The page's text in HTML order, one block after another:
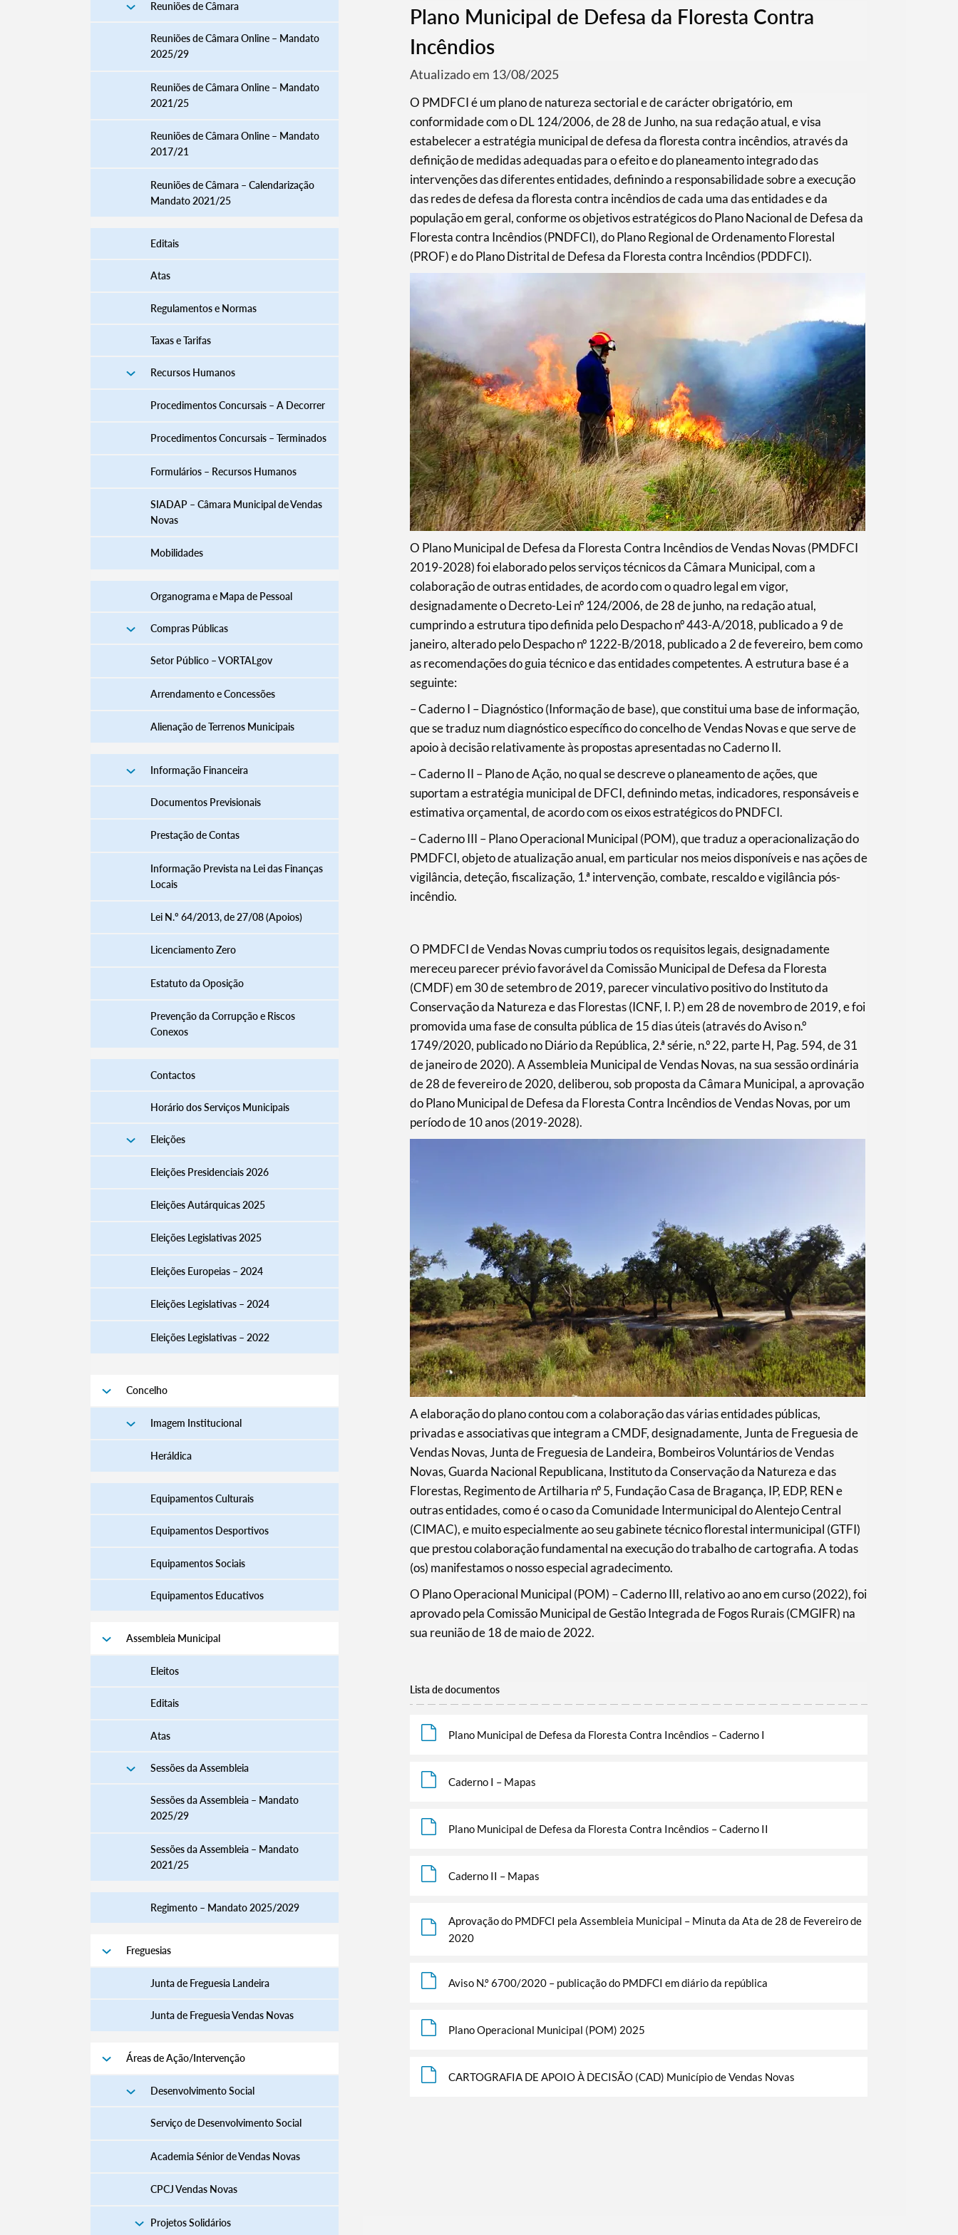
Termo de Pesquisa
Categorias gerais
Filtros
Reuniões de Câmara
Reuniões de Câmara Online – Mandato
2025/29
Reuniões de Câmara Online – Mandato
2021/25
Reuniões de Câmara Online – Mandato
2017/21
Reuniões de Câmara – Calendarização
Mandato 2021/25
Editais
Atas
Regulamentos e Normas
Taxas e Tarifas
Recursos Humanos
Procedimentos Concursais – A Decorrer
Procedimentos Concursais – Terminados
​​​​​​​​​​​​​​​​​​​​​​​​​​​​​​​​​​​​​​​​​Formulários – Recursos Humanos
SIADAP – Câmara Municipal de Vendas
Novas
Mobilidades
Organograma e Mapa de Pessoal
Compras Públicas
Setor Público – VORTALgov
Arrendamento e Concessões
Alienação de Terrenos Municipais
Informação Financeira
Documentos Previsionais
Prestação de Contas
Informação Prevista na Lei das Finanças
Locais
Lei N.º 64/2013, de 27/08 (Apoios)
Licenciamento Zero
Estatuto da Oposição
Prevenção da Corrupção e Riscos
Conexos
Contactos
Horário dos Serviços Municipais
Eleições
Eleições Presidenciais 2026
Eleições Autárquicas 2025
Eleições Legislativas 2025
Eleições Europeias – 2024
Eleições Legislativas – 2024
Eleições Legislativas – 2022
Concelho
Imagem Institucional
Heráldica
Equipamentos Culturais
Equipamentos Desportivos
Equipamentos Sociais
Equipamentos Educativos
Assembleia Municipal
Eleitos
Editais
Atas
Sessões da Assembleia
Sessões da Assembleia – Mandato
2025/29
Sessões da Assembleia – Mandato
2021/25
Regimento – Mandato 2025/2029
Freguesias
Junta de Freguesia Landeira
Junta de Freguesia Vendas Novas
Áreas de Ação/Intervenção
Desenvolvimento Social
Serviço de Desenvolvimento Social
Academia Sénior de Vendas Novas
CPCJ Vendas Novas
Projetos Solidários
Plano Municipal de Defesa da Floresta Contra
Incêndios
Atualizado em 13/08/2025
O PMDFCI é um plano de natureza sectorial e de carácter obrigatório, em
conformidade com o DL 124/2006, de 28 de Junho, na sua redação atual, e visa
estabelecer a estratégia municipal de defesa da floresta contra incêndios, através da
definição de medidas adequadas para o efeito e do planeamento integrado das
intervenções das diferentes entidades, definindo a responsabilidade sobre a execução
das redes de defesa da floresta contra incêndios de cada uma das entidades e da
população em geral, conforme os objetivos estratégicos do Plano Nacional de Defesa da
Floresta contra Incêndios (PNDFCI), do Plano Regional de Ordenamento Florestal
(PROF) e do Plano Distrital de Defesa da Floresta contra Incêndios (PDDFCI).
O Plano Municipal de Defesa da Floresta Contra Incêndios de Vendas Novas (PMDFCI
2019-2028) foi elaborado pelos serviços técnicos da Câmara Municipal, com a
colaboração de outras entidades, de acordo com o quadro legal em vigor,
designadamente o Decreto-Lei nº 124/2006, de 28 de junho, na redação atual,
cumprindo a estrutura tipo definida pelo Despacho nº 443-A/2018, publicado a 9 de
janeiro, alterado pelo Despacho nº 1222-B/2018, publicado a 2 de fevereiro, bem como
as recomendações do guia técnico e das entidades competentes. A estrutura base é a
seguinte:
– Caderno I – Diagnóstico (Informação de base), que constitui uma base de informação,
que se traduz num diagnóstico específico do concelho de Vendas Novas e que serve de
apoio à decisão relativamente às propostas apresentadas no Caderno II.
– Caderno II – Plano de Ação, no qual se descreve o planeamento de ações, que
suportam a estratégia municipal de DFCI, definindo metas, indicadores, responsáveis e
estimativa orçamental, de acordo com os eixos estratégicos do PNDFCI.
– Caderno III – Plano Operacional Municipal (POM), que traduz a operacionalização do
PMDFCI, objeto de atualização anual, em particular nos meios disponíveis e nas ações de
vigilância, deteção, fiscalização, 1.ª intervenção, combate, rescaldo e vigilância pós-
incêndio.
O PMDFCI de Vendas Novas cumpriu todos os requisitos legais, designadamente
mereceu parecer prévio favorável da Comissão Municipal de Defesa da Floresta
(CMDF) em 30 de setembro de 2019, parecer vinculativo positivo do Instituto da
Conservação da Natureza e das Florestas (ICNF, I. P.) em 28 de novembro de 2019, e foi
promovida uma fase de consulta pública de 15 dias úteis (através do Aviso n.º
1749/2020, publicado no Diário da República, 2.ª série, n.º 22, parte H, Pag. 594, de 31
de janeiro de 2020). A Assembleia Municipal de Vendas Novas, na sua sessão ordinária
de 28 de fevereiro de 2020, deliberou, sob proposta da Câmara Municipal, a aprovação
do Plano Municipal de Defesa da Floresta Contra Incêndios de Vendas Novas, por um
período de 10 anos (2019-2028).
A elaboração do plano contou com a colaboração das várias entidades públicas,
privadas e associativas que integram a CMDF, designadamente, Junta de Freguesia de
Vendas Novas, Junta de Freguesia de Landeira, Bombeiros Voluntários de Vendas
Novas, Guarda Nacional Republicana, Instituto da Conservação da Natureza e das
Florestas, Regimento de Artilharia nº 5, Fundação Casa de Bragança, IP, EDP, REN e
outras entidades, como é o caso da Comunidade Intermunicipal do Alentejo Central
(CIMAC), e muito especialmente ao seu gabinete técnico florestal intermunicipal (GTFI)
que prestou colaboração fundamental na execução do trabalho de cartografia. A todas
(os) manifestamos o nosso especial agradecimento.
O Plano Operacional Municipal (POM) – Caderno III, relativo ao ano em curso (2022), foi
aprovado pela Comissão Municipal de Gestão Integrada de Fogos Rurais (CMGIFR) na
sua reunião de 18 de maio de 2022.
Lista de documentos
Plano Municipal de Defesa da Floresta Contra Incêndios – Caderno I
Caderno I – Mapas
Plano Municipal de Defesa da Floresta Contra Incêndios – Caderno II
Caderno II – Mapas
Aprovação do PMDFCI pela Assembleia Municipal – Minuta da Ata de 28 de Fevereiro de
2020
Aviso N.º 6700/2020 – publicação do PMDFCI em diário da república
Plano Operacional Municipal (POM) 2025
CARTOGRAFIA DE APOIO À DECISÃO (CAD) Município de Vendas Novas